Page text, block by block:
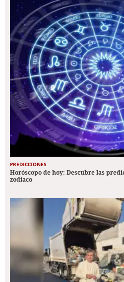
PREDICCIONES
Horóscopo de hoy: Descubre las
zodiaco